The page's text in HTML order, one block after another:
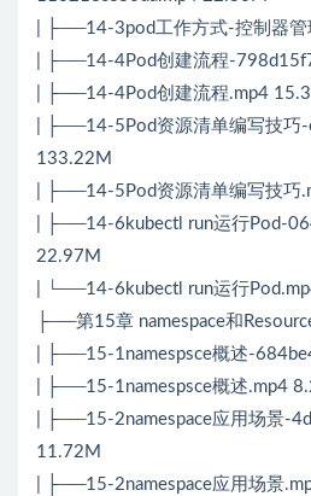
| ├──14-3pod工作方式-控制器
| ├──14-4Pod创建流程-
| ├──14-4Pod创建流程.mp4
| ├──14-5Pod资源清单编写技巧
133.22M
| ├──14-5Pod资源清单编写技巧
| ├──14-6kubectl run运行Pod-
22.97M
| └──14-6kubectl run运行
├──第15章 namespace和
| ├──15-1namespsce概述-
| ├──15-1namespsce概述.mp4
| ├──15-2namespace应用场景-
11.72M
| ├──15-2namespace应用场景